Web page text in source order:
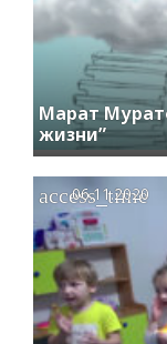
Марат
жизни”
access_time
06.11.2020